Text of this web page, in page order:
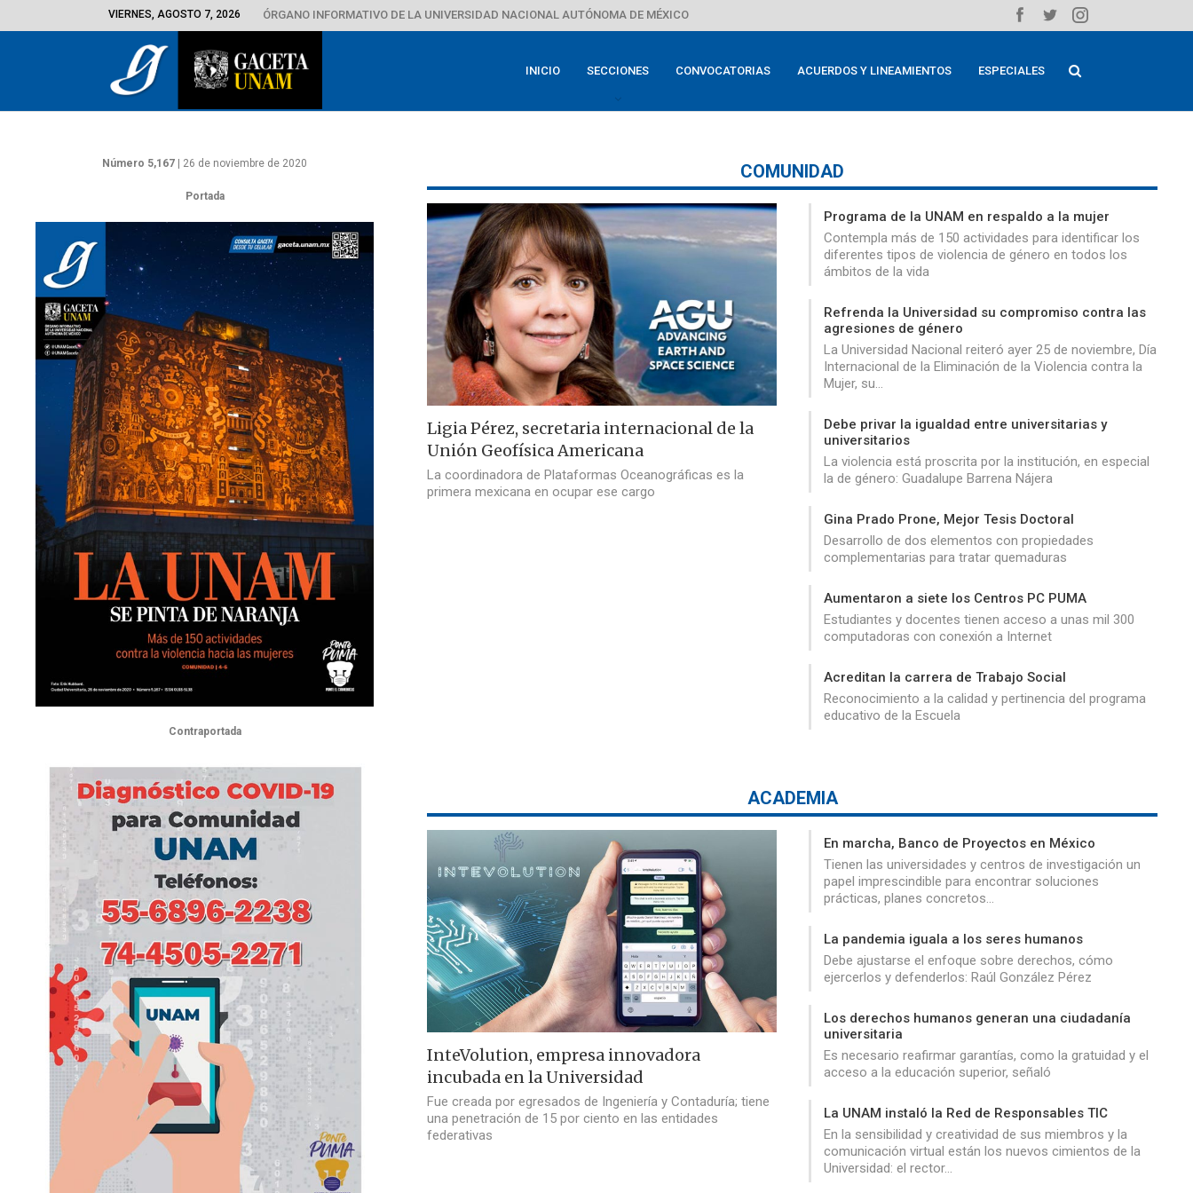
VIERNES, AGOSTO 7, 2026 ÓRGANO INFORMATIVO DE LA UNIVERSIDAD NACIONAL AUTÓNOMA DE MÉXICO
INICIO SECCIONES CONVOCATORIAS ACUERDOS Y LINEAMIENTOS ESPECIALES
Número 5,167 | 26 de noviembre de 2020
Portada
Contraportada
COMUNIDAD
Ligia Pérez, secretaria internacional de la
Unión Geofísica Americana
La coordinadora de Plataformas Oceanográficas es la
primera mexicana en ocupar ese cargo
Programa de la UNAM en respaldo a la mujer
Contempla más de 150 actividades para identificar los
diferentes tipos de violencia de género en todos los
ámbitos de la vida
Refrenda la Universidad su compromiso contra las
agresiones de género
La Universidad Nacional reiteró ayer 25 de noviembre, Día
Internacional de la Eliminación de la Violencia contra la
Mujer, su…
Debe privar la igualdad entre universitarias y
universitarios
La violencia está proscrita por la institución, en especial
la de género: Guadalupe Barrena Nájera
Gina Prado Prone, Mejor Tesis Doctoral
Desarrollo de dos elementos con propiedades
complementarias para tratar quemaduras
Aumentaron a siete los Centros PC PUMA
Estudiantes y docentes tienen acceso a unas mil 300
computadoras con conexión a Internet
Acreditan la carrera de Trabajo Social
Reconocimiento a la calidad y pertinencia del programa
educativo de la Escuela
ACADEMIA
InteVolution, empresa innovadora
incubada en la Universidad
Fue creada por egresados de Ingeniería y Contaduría; tiene
una penetración de 15 por ciento en las entidades
federativas
En marcha, Banco de Proyectos en México
Tienen las universidades y centros de investigación un
papel imprescindible para encontrar soluciones
prácticas, planes concretos…
La pandemia iguala a los seres humanos
Debe ajustarse el enfoque sobre derechos, cómo
ejercerlos y defenderlos: Raúl González Pérez
Los derechos humanos generan una ciudadanía
universitaria
Es necesario reafirmar garantías, como la gratuidad y el
acceso a la educación superior, señaló
La UNAM instaló la Red de Responsables TIC
En la sensibilidad y creatividad de sus miembros y la
comunicación virtual están los nuevos cimientos de la
Universidad: el rector…